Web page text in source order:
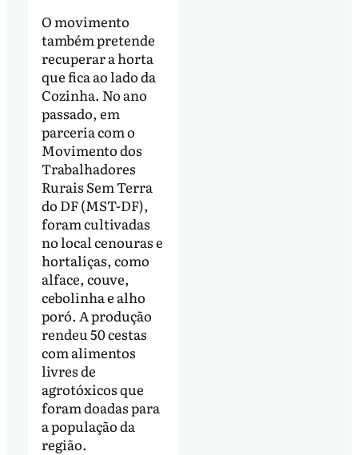
O movimento
também pretende
recuperar a horta
que fica ao lado da
Cozinha. No ano
passado, em
parceria com o
Movimento dos
Trabalhadores
Rurais Sem Terra
do DF (MST-DF),
foram cultivadas
no local cenouras e
hortaliças, como
alface, couve,
cebolinha e alho
poró. A produção
rendeu 50 cestas
com alimentos
livres de
agrotóxicos que
foram doadas para
a população da
região.